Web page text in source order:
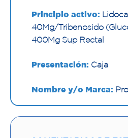
Principio activo:
40Mg/Tribenosido
400Mg Sup Rectal
Presentación: Caja
Nombre y/o Marca:
Proveedor:HALEON